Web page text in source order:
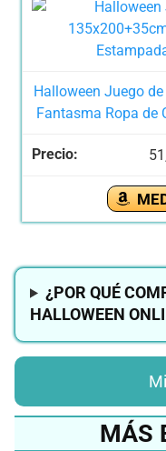
Halloween Juego
Fantasma Ropa de
¿POR QUÉ
HALLOWEEN
MÁS